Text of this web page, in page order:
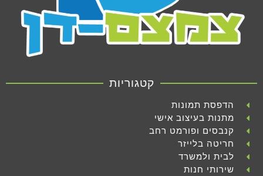
קטגוריות
הדפסת תמונות
מתנות בעיצוב אישי
קנבסים ופורמט רחב
חריטה בלייזר
לבית ולמשרד
שירותי חנות